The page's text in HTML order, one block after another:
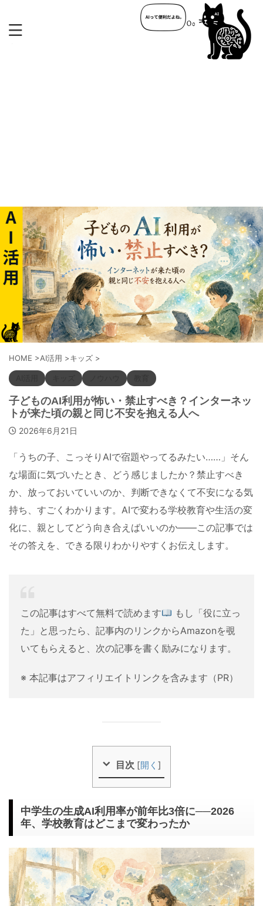
HOME >AI活用 >キッズ >
子どものAI利用が怖い・禁止すべき？インターネッ
トが来た頃の親と同じ不安を抱える人へ
2026年6月21日
「うちの子、こっそりAIで宿題やってるみたい……」そん
な場面に気づいたとき、どう感じましたか？禁止すべき
か、放っておいていいのか、判断できなくて不安になる気
持ち、すごくわかります。AIで変わる学校教育や生活の変
化に、親としてどう向き合えばいいのか——この記事では
その答えを、できる限りわかりやすくお伝えします。
この記事はすべて無料で読めます
もし「役に立っ
た」と思ったら、記事内のリンクからAmazonを覗
いてもらえると、次の記事を書く励みになります。
※ 本記事はアフィリエイトリンクを含みます（PR）
目次 [開く ]
中学生の生成AI利用率が前年比3倍に──2026
年、学校教育はどこまで変わったか